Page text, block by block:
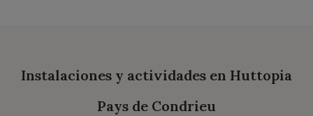
Instalaciones y actividades en Huttopia
Pays de Condrieu